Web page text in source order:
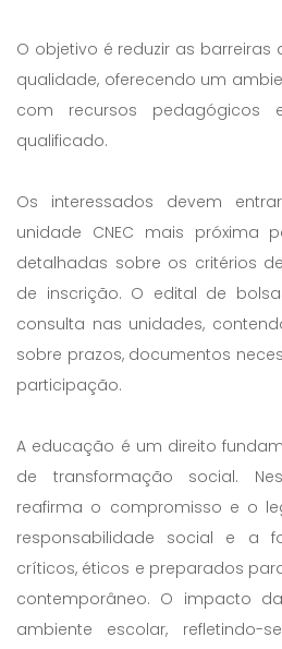
O objetivo é reduzir as
qualidade, oferecendo um
com recursos
qualificado.
Os interessados devem
unidade CNEC mais próxima
detalhadas sobre os critérios
de inscrição. O edital de
consulta nas unidades,
sobre prazos, documentos
participação.
A educação é um direito
de transformação social.
reafirma o compromisso e o
responsabilidade social e a
críticos, éticos e preparados
contemporâneo. O impacto
ambiente escolar, refletindo-